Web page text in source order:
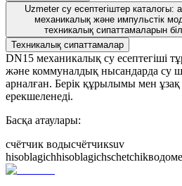
Uzmeter су есептегіштер
механикалық және импульстік
техникалық сипаттамаларын
Техникалық сипаттамалар
DN15 механикалық су есептегіші
және коммуналдық нысандарда су
арналған. Берік құрылымы мен ұзақ
ерекшеленеді.
Басқа атаулары:
счётчик водысчётчикsuv
hisoblagichhisoblagichschetchik